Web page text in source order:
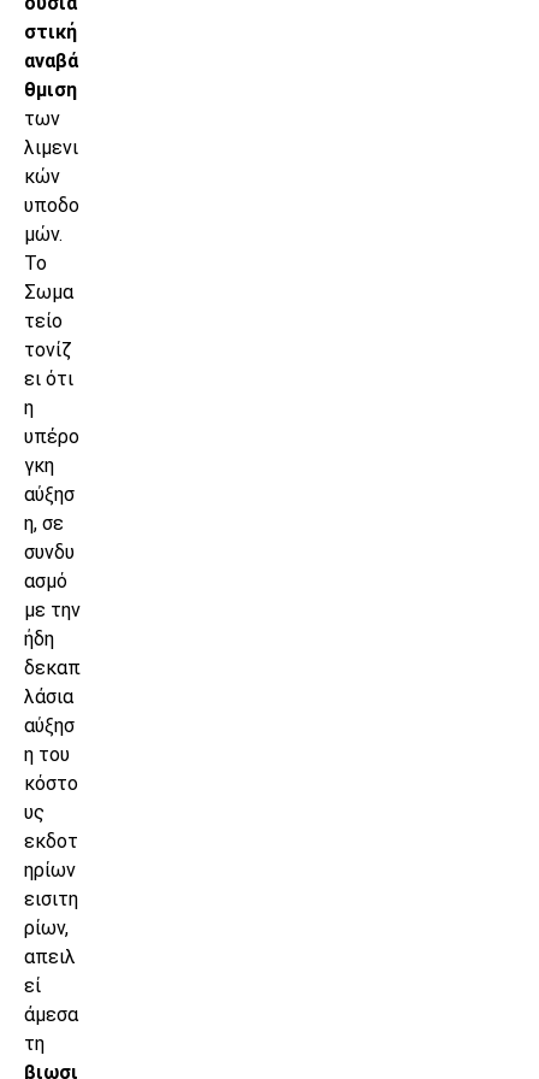
στική
αναβά
θμιση
των
λιμενι
κών
υποδο
μών.
Το
Σωμα
τείο
τονίζ
ει ότι
η
υπέρο
γκη
αύξησ
η, σε
συνδυ
ασμό
με την
ήδη
δεκαπ
λάσια
αύξησ
η του
κόστο
υς
εκδοτ
ηρίων
εισιτη
ρίων,
απειλ
εί
άμεσα
τη
βιωσι